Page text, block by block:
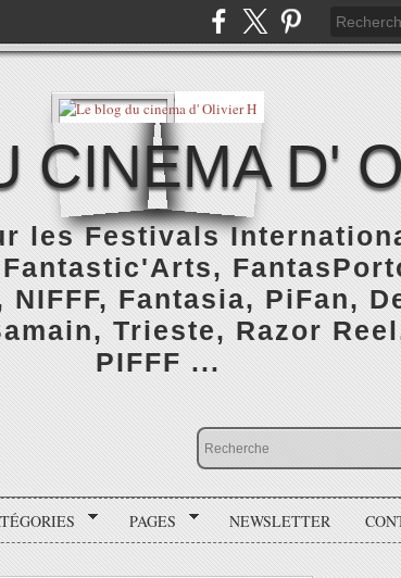
CINEMA D'
les Festivals
NIFFF, Fantasia, PiFan,
Trieste, Razor
PIFFF ...
PAGES NEWSLETTER